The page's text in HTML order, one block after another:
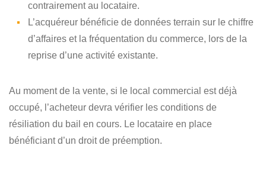
contrairement au locataire.
L’acquéreur bénéficie de données terrain sur le chiffre
d’affaires et la fréquentation du commerce, lors de la
reprise d’une activité existante.
Au moment de la vente, si le local commercial est déjà
occupé, l’acheteur devra vérifier les conditions de
résiliation du bail en cours. Le locataire en place
bénéficiant d’un droit de préemption.